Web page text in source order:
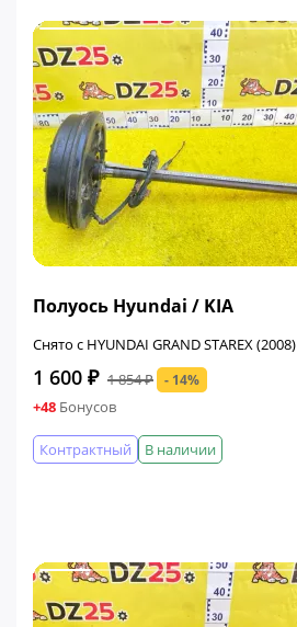
Полуось Hyundai / KIA
Снято с HYUNDAI GRAND STAREX (2008)
1 600 ₽ 1 854 ₽ - 14%
+48 Бонусов
В наличии
Контрактный